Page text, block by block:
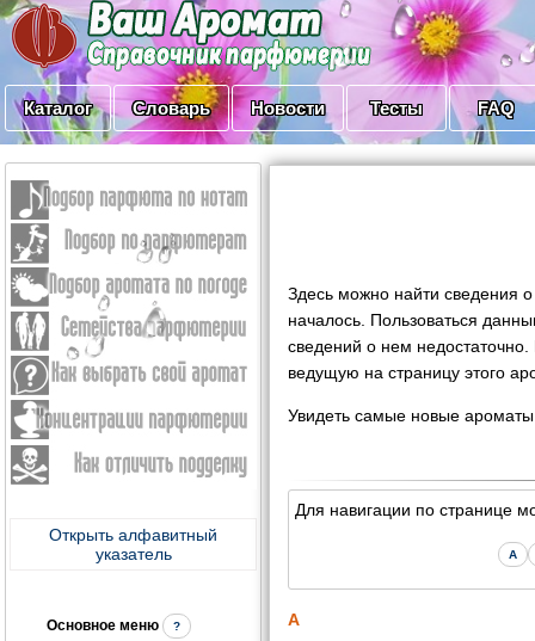
Каталог Словарь Новости Тесты FAQ
Открыть алфавитный
указатель
Основное меню ?
Здесь можно найти сведения
началось. Пользоваться
сведений о нем
ведущую на страницу этого
Увидеть самые новые
Для навигации по странице
A
A